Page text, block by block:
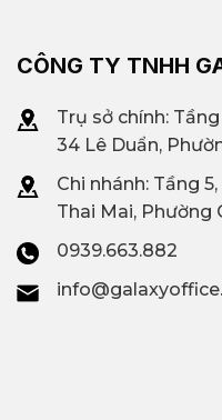
CÔNG TY TNHH
Trụ sở chính:
34 Lê Duẩn,
Chi nhánh: Tầng
Thai Mai, Phường
0939.663.882